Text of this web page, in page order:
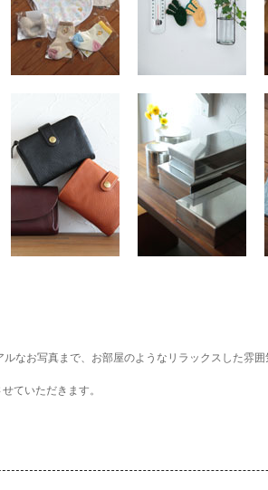
なお写真まで、お部屋のようなリラックスした雰
ていただきます。